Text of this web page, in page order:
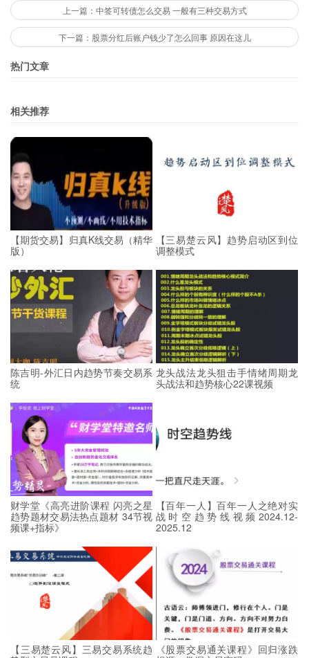
上一篇：中签可转债怎么交易 一般有三种交易方式
下一篇：股票分红后账户钱少了怎么回事 原因在这儿
热门文章
相关推荐
【期货交易】归真K线交易（精华
版）
【三易楚云风】趋势启动区到位
调整模式
陈吉明-外汇日内趋势节奏交易系
统
龙头战法龙头狙击手情绪周期龙
头战法和趋势核心22课视频
财学堂《高亮进阶课程 闪亮之星
趋势题材交易法热点题材 34节视
频课+指标》
【百年一人】百年一人之绝对实
战时空趋势线视频2024.12-
2025.12
【三易楚云风】三易交易系统趋
《股票交易通关课程》回归涨跌